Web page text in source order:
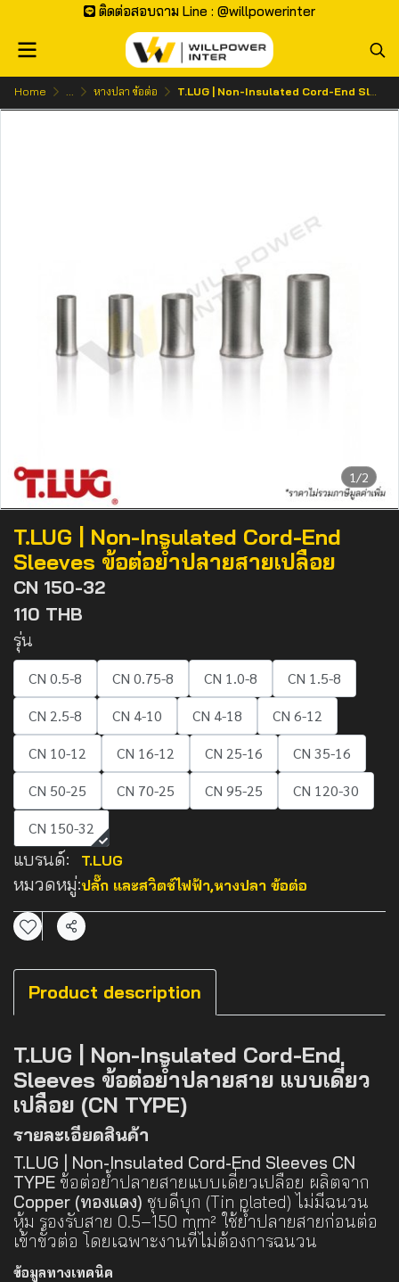
ติดต่อสอบถาม Line : @willpowerinter
Home ... หางปลา ข้อต่อ T.LUG | Non-Insulated Cord-End Sleeves ข้อต่อย้ำปลายสายเปลือย
1/2
T.LUG | Non-Insulated Cord-End
Sleeves ข้อต่อย้ำปลายสายเปลือย
CN 150-32
110 THB
รุ่น
CN 0.5-8 CN 0.75-8 CN 1.0-8
CN 1.5-8
CN 2.5-8
CN 4-10 CN 4-18
CN 6-12
CN 10-12
CN 16-12 CN 25-16
CN 35-16
CN 50-25
CN 70-25 CN 95-25
CN 120-30
CN 150-32
แบรนด์: T.LUG
หมวดหมู่:ปลั๊ก และสวิตช์ไฟฟ้า,หางปลา ข้อต่อ
แชร์
Product description
T.LUG | Non-Insulated Cord-End
Sleeves ข้อต่อย้ำปลายสาย แบบเดี่ยว
เปลือย (CN TYPE)
รายละเอียดสินค้า
T.LUG | Non-Insulated Cord-End Sleeves CN
TYPE ข้อต่อย้ำปลายสายแบบเดี่ยวเปลือย ผลิตจาก
Copper (ทองแดง) ชุบดีบุก (Tin plated) ไม่มีฉนวน
หุ้ม รองรับสาย 0.5–150 mm² ใช้ย้ำปลายสายก่อนต่อ
เข้าขั้วต่อ โดยเฉพาะงานที่ไม่ต้องการฉนวน
ข้อมูลทางเทคนิค